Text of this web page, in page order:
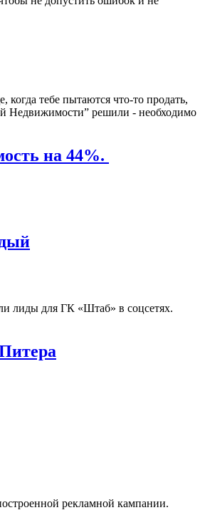
когда тебе пытаются что-то продать,
Недвижимости” решили - необходимо
на 44%.
лиды для ГК «Штаб» в соцсетях.
рекламной кампании.